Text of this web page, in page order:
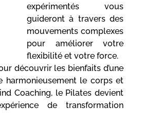
expérimentés vous
guideront à travers des
mouvements complexes
pour améliorer votre
flexibilité et votre force.
découvrir les bienfaits d’une
harmonieusement le corps et
Coaching, le Pilates devient
de transformation